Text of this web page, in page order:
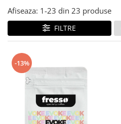
Afiseaza: 1-23 din 23 produse
FILTRE
-13%